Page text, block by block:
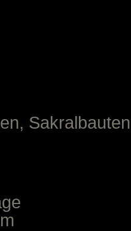
Sakralbauten